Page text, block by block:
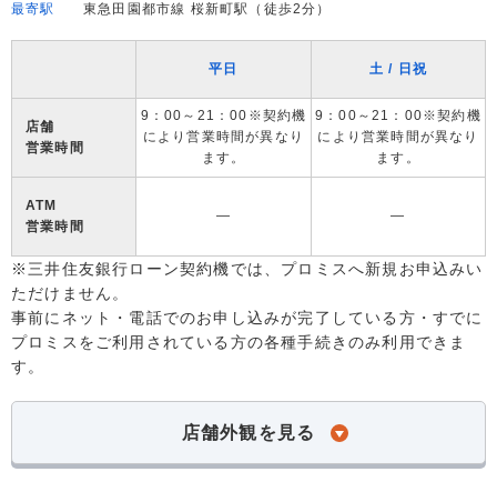
最寄駅
東急田園都市線 桜新町駅（徒歩2分）
平日 土 / 日祝
店舗
営業時間
9：00～21：00※契約機
により営業時間が異なり
ます。
9：00～21：00※契約機
により営業時間が異なり
ます。
ATM
営業時間
― ―
※三井住友銀行ローン契約機では、プロミスへ新規お申込みい
ただけません。
事前にネット・電話でのお申し込みが完了している方・すでに
プロミスをご利用されている方の各種手続きのみ利用できま
す。
店舗外観を見る